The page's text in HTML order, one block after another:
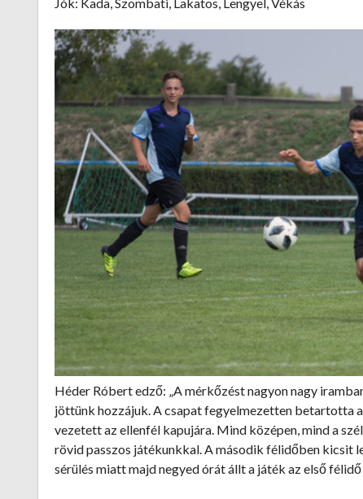
Héder Róbert edző: „A mérkőzést nagyon nagy
jöttünk hozzájuk. A csapat fegyelmezetten betartotta
vezetett az ellenfél kapujára. Mind középen, mind a
rövid passzos játékunkkal. A második félidőben kicsit
sérülés miatt majd negyed órát állt a játék az első